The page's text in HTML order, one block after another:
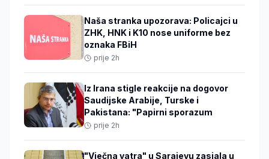
Naša stranka upozorava: Policajci u
ZHK, HNK i K10 nose uniforme bez
oznaka FBiH
prije 2h
Iz Irana stigle reakcije na dogovor
Saudijske Arabije, Turske i
Pakistana: "Papirni sporazum
prije 2h
"Vječna vatra" u Sarajevu zasjala u